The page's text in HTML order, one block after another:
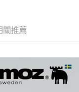
稱本公司）所提供，讓
商店將買賣／分期付款
至「AFTEE先享後付」
帳。
完成。
需要取消訂單，請聯絡
效，需透過AFTEE先享
關推薦